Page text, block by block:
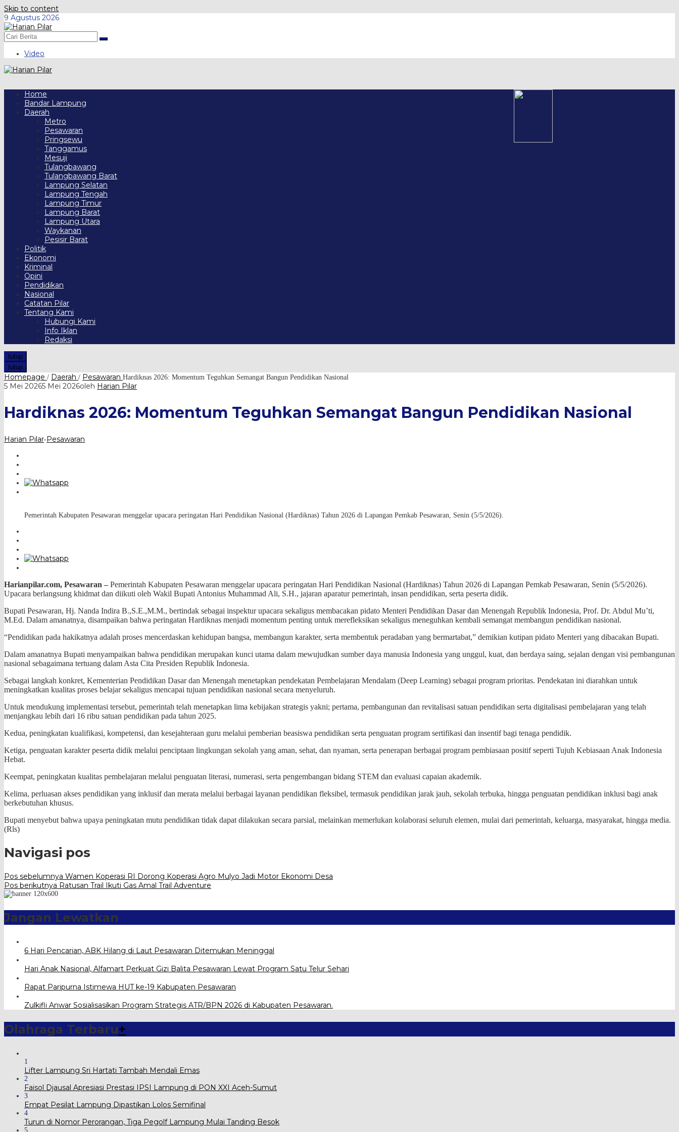
Skip to content
9 Agustus 2026
Video
Home
Bandar Lampung
Daerah
Metro
Pesawaran
Pringsewu
Tanggamus
Mesuji
Tulangbawang
Tulangbawang Barat
Lampung Selatan
Lampung Tengah
Lampung Timur
Lampung Barat
Lampung Utara
Waykanan
Pesisir Barat
Politik
Ekonomi
Kriminal
Opini
Pendidikan
Nasional
Catatan Pilar
Tentang Kami
Hubungi Kami
Info Iklan
Redaksi
tutup
tutup
Homepage / Daerah / Pesawaran Hardiknas 2026: Momentum Teguhkan Semangat Bangun Pendidikan Nasional
5 Mei 20265 Mei 2026oleh Harian Pilar
Hardiknas 2026: Momentum Teguhkan Semangat Bangun Pendidikan Nasional
Harian Pilar-Pesawaran
Pemerintah Kabupaten Pesawaran menggelar upacara peringatan Hari Pendidikan Nasional (Hardiknas) Tahun 2026 di Lapangan Pemkab Pesawaran, Senin (5/5/2026).
Harianpilar.com, Pesawaran – Pemerintah Kabupaten Pesawaran menggelar upacara peringatan Hari Pendidikan Nasional (Hardiknas) Tahun 2026 di Lapangan Pemkab Pesawaran, Senin (5/5/2026).
Upacara berlangsung khidmat dan diikuti oleh Wakil Bupati Antonius Muhammad Ali, S.H., jajaran aparatur pemerintah, insan pendidikan, serta peserta didik.
Bupati Pesawaran, Hj. Nanda Indira B.,S.E.,M.M., bertindak sebagai inspektur upacara sekaligus membacakan pidato Menteri Pendidikan Dasar dan Menengah Republik Indonesia, Prof. Dr. Abdul Mu’ti,
M.Ed. Dalam amanatnya, disampaikan bahwa peringatan Hardiknas menjadi momentum penting untuk merefleksikan sekaligus meneguhkan kembali semangat membangun pendidikan nasional.
“Pendidikan pada hakikatnya adalah proses mencerdaskan kehidupan bangsa, membangun karakter, serta membentuk peradaban yang bermartabat,” demikian kutipan pidato Menteri yang dibacakan Bupati.
Dalam amanatnya Bupati menyampaikan bahwa pendidikan merupakan kunci utama dalam mewujudkan sumber daya manusia Indonesia yang unggul, kuat, dan berdaya saing, sejalan dengan visi pembangunan
nasional sebagaimana tertuang dalam Asta Cita Presiden Republik Indonesia.
Sebagai langkah konkret, Kementerian Pendidikan Dasar dan Menengah menetapkan pendekatan Pembelajaran Mendalam (Deep Learning) sebagai program prioritas. Pendekatan ini diarahkan untuk
meningkatkan kualitas proses belajar sekaligus mencapai tujuan pendidikan nasional secara menyeluruh.
Untuk mendukung implementasi tersebut, pemerintah telah menetapkan lima kebijakan strategis yakni; pertama, pembangunan dan revitalisasi satuan pendidikan serta digitalisasi pembelajaran yang telah
menjangkau lebih dari 16 ribu satuan pendidikan pada tahun 2025.
Kedua, peningkatan kualifikasi, kompetensi, dan kesejahteraan guru melalui pemberian beasiswa pendidikan serta penguatan program sertifikasi dan insentif bagi tenaga pendidik.
Ketiga, penguatan karakter peserta didik melalui penciptaan lingkungan sekolah yang aman, sehat, dan nyaman, serta penerapan berbagai program pembiasaan positif seperti Tujuh Kebiasaan Anak Indonesia
Hebat.
Keempat, peningkatan kualitas pembelajaran melalui penguatan literasi, numerasi, serta pengembangan bidang STEM dan evaluasi capaian akademik.
Kelima, perluasan akses pendidikan yang inklusif dan merata melalui berbagai layanan pendidikan fleksibel, termasuk pendidikan jarak jauh, sekolah terbuka, hingga penguatan pendidikan inklusi bagi anak
berkebutuhan khusus.
Bupati menyebut bahwa upaya peningkatan mutu pendidikan tidak dapat dilakukan secara parsial, melainkan memerlukan kolaborasi seluruh elemen, mulai dari pemerintah, keluarga, masyarakat, hingga media.
(Rls)
Navigasi pos
Pos sebelumnya Wamen Koperasi RI Dorong Koperasi Agro Mulyo Jadi Motor Ekonomi Desa
Pos berikutnya Ratusan Trail Ikuti Gas Amal Trail Adventure
Jangan Lewatkan
6 Hari Pencarian, ABK Hilang di Laut Pesawaran Ditemukan Meninggal
Hari Anak Nasional, Alfamart Perkuat Gizi Balita Pesawaran Lewat Program Satu Telur Sehari
Rapat Paripurna Istimewa HUT ke-19 Kabupaten Pesawaran
Zulkifli Anwar Sosialisasikan Program Strategis ATR/BPN 2026 di Kabupaten Pesawaran.
Olahraga Terbaru+
1
Lifter Lampung Sri Hartati Tambah Mendali Emas
2
Faisol Djausal Apresiasi Prestasi IPSI Lampung di PON XXI Aceh-Sumut
3
Empat Pesilat Lampung Dipastikan Lolos Semifinal
4
Turun di Nomor Perorangan, Tiga Pegolf Lampung Mulai Tanding Besok
5